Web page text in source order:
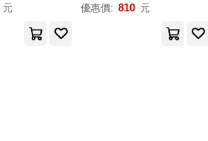
元 優惠價: 810 元